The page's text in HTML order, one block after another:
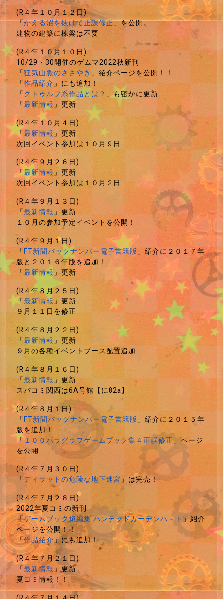
(R４年１０月１２日)
「かえる沼を抜けて正誤修正」を公開。
建物の建築に棟梁は不要
(R４年１０月１０日)
10/29・30開催のゲムマ2022秋新刊
「狂気山脈のささやき 」紹介ページを公開！！
「作品紹介」にも追加！
「クトゥルフ系作品とは？ 」も密かに更新
「最新情報」更新
(R４年１０月４日)
「最新情報」更新
次回イベント参加は１０月９日
(R４年９月２６日)
「最新情報」更新
次回イベント参加は１０月２日
(R４年９月１３日)
「最新情報」更新
１０月の参加予定イベントを公開！
(R４年９月１日)
「FT新聞バックナンバー電子書籍版」紹介に２０１７年
版と２０１６年版を追加！
「最新情報」更新
(R４年８月２５日)
「最新情報」更新
９月１１日を修正
(R４年８月２２日)
「最新情報」更新
９月の各種イベントブース配置追加
(R４年８月１６日)
「最新情報」更新
スパコミ関西は6A号館【に82a】
(R４年８月１日)
「FT新聞バックナンバー電子書籍版」紹介に２０１５年
版を追加！
「１００パラグラフゲームブック集４正誤修正」ページ
を公開
(R４年７月３０日)
「ディラットの危険な地下迷宮」は完売！
(R４年７月２８日)
2022年夏コミの新刊
「ゲームブック短編集 ハンテッドガーデンハ－ト」紹介
ページを公開！！
「作品紹介」にも追加！
(R４年７月２１日)
「最新情報」更新
夏コミ情報！！